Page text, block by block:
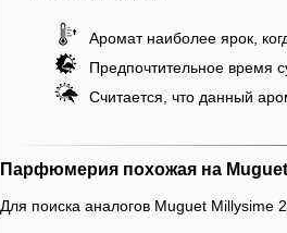
Аромат наиболее ярок,
Предпочтительное время
Считается, что данный
Парфюмерия похожая на Muguet
Для поиска аналогов Muguet Millуsime